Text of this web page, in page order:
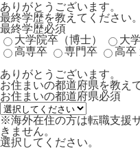
ありがとうございます。
最終学歴を教えてください。
最終学歴必須
大学院卒（博士）
大
高専卒
専門卒 高卒
ありがとうございます。
お住まいの都道府県を教え
お住まいの都道府県必須
※海外在住の方は転職支援
きません。
選択してください。